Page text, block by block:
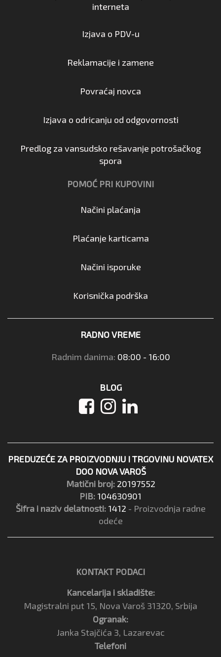
interneta
Izjava o PDV-u
Reklamacije i zamene
Povraćaj novca
Izjava o odricanju od odgovornosti
Predlog za vansudsko rešavanje potrošačkog
spora
POMOĆ PRI KUPOVINI
Načini plaćanja
Plaćanje karticama
Načini isporuke
Korisnička podrška
RADNO VREME
Radnim danima: 08:00 - 16:00
BLOG
PREDUZEĆE ZA PROIZVODNJU I TRGOVINU NOVATEX
DOO NOVA VAROŠ
Matični broj: 20197552
PIB: 104630901
Šifra i naziv delatnosti: 1412 - Proizvodnja radne
odeće
KONTAKT PODACI
Kancelarija i skladište:
Magistralni put 15, Nova Varoš 31320, Srbija
Ogranak:
Janka Stajčića 3, Lazarevac
Telefoni